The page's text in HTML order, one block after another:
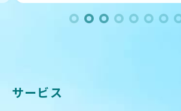
サービス